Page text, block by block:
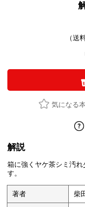
（送
気になる
解説
箱に強くヤケ茶シミ汚
す。
著者 柴